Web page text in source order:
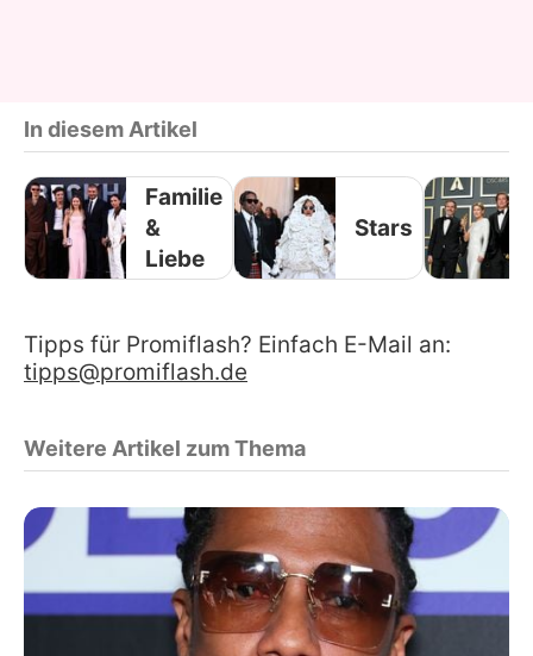
In diesem Artikel
Familie
&
Liebe
Stars
Tipps für Promiflash? Einfach E-Mail an:
tipps@promiflash.de
Weitere Artikel zum Thema